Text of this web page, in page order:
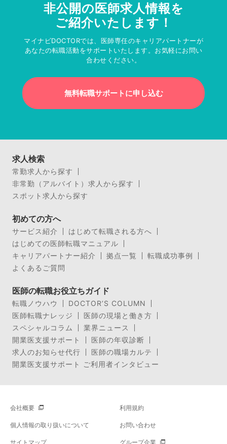
非公開の医師求人情報を
ご紹介いたします！
マイナビDOCTORでは、医師専任のキャリアパートナーが
あなたの転職活動をサポートいたします。お気軽にお問い
合わせください。
無料転職サポートに申し込む
求人検索
常勤求人から探す
非常勤（アルバイト）求人から探す
スポット求人から探す
初めての方へ
サービス紹介
はじめて転職される方へ
はじめての医師転職マニュアル
キャリアパートナー紹介
拠点一覧
転職成功事例
よくあるご質問
医師の転職お役立ちガイド
転職ノウハウ
DOCTOR’S COLUMN
医師転職ナレッジ
医師の現場と働き方
スペシャルコラム
業界ニュース
開業医支援サポート
医師の年収診断
求人のお知らせ代行
医師の職場カルテ
開業医支援サポート ご利用者インタビュー
会社概要 利用規約
個人情報の取り扱いについて お問い合わせ
サイトマップ グループ企業